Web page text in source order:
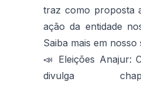
traz como proposta
ação da entidade
Saiba mais em nosso
📣 Eleições Anajur:
divulga